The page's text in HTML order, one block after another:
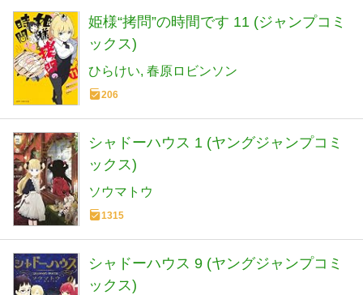
姫様“拷問”の時間です 11 (ジャンプコミ
ックス)
ひらけい 春原ロビンソン
206
シャドーハウス 1 (ヤングジャンプコミ
ックス)
ソウマトウ
1315
シャドーハウス 9 (ヤングジャンプコミ
ックス)